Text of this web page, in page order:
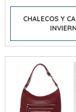
CHALECOS Y